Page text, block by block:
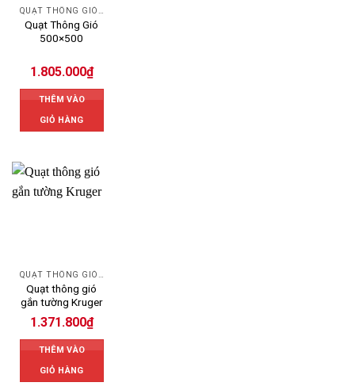
Quạt Thông Gió
500×500
1.805.000₫
THÊM VÀO
GIỎ HÀNG
Quạt thông gió
gắn tường Kruger
1.371.800₫
THÊM VÀO
GIỎ HÀNG